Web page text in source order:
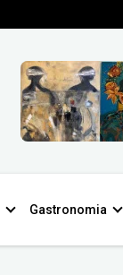
Gastronomia